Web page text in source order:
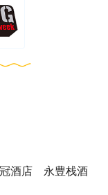
酒店 永豊栈酒